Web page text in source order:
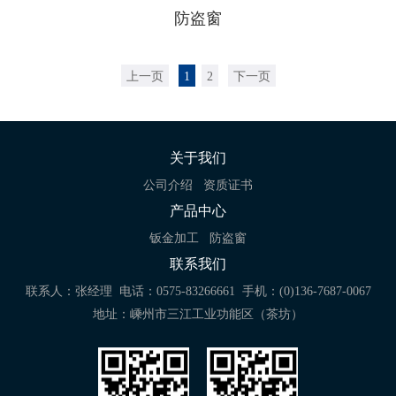
防盗窗
上一页 1 2 下一页
关于我们
公司介绍 资质证书
产品中心
钣金加工 防盗窗
联系我们
联系人：张经理 电话：0575-83266661
手机：(0)136-7687-0067
地址：嵊州市三江工业功能区（茶坊）